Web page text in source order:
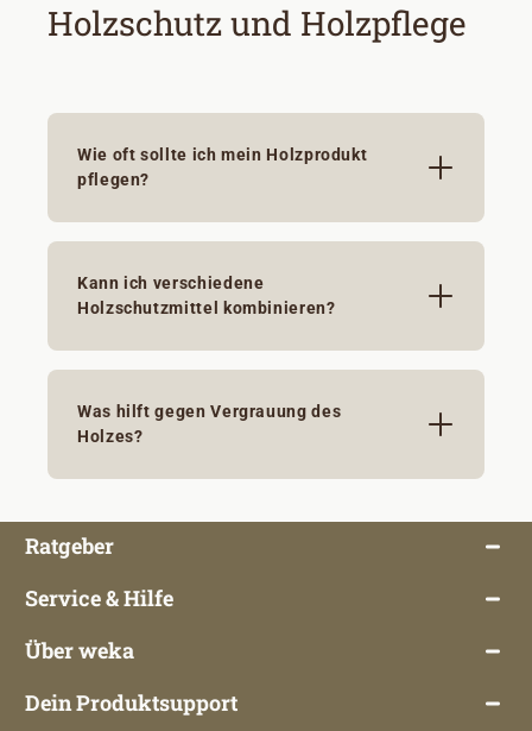
Holzschutz und Holzpflege
Wie oft sollte ich mein Holzprodukt
pflegen?
Kann ich verschiedene
Holzschutzmittel kombinieren?
Was hilft gegen Vergrauung des
Holzes?
Ratgeber
Service & Hilfe
Über weka
Dein Produktsupport